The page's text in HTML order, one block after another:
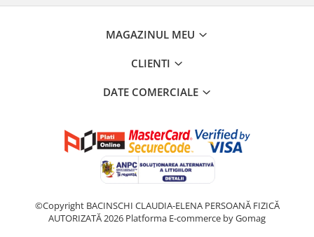
MAGAZINUL MEU
CLIENTI
DATE COMERCIALE
©Copyright BACINSCHI CLAUDIA-ELENA PERSOANĂ FIZICĂ
AUTORIZATĂ 2026 Platforma E-commerce by Gomag